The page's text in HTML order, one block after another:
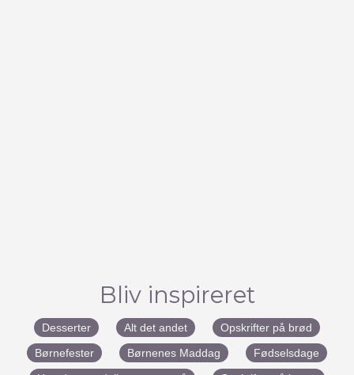
Bliv inspireret
Desserter Alt det andet
Opskrifter på brød
Børnefester
Børnenes Maddag
Fødselsdage